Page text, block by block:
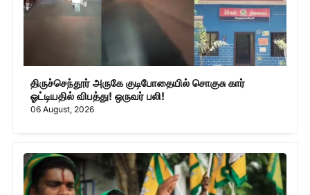
திருச்செந்தூர் அருகே குடிபோதையில் சொகுசு கார்
ஓட்டியதில் விபத்து! ஒருவர் பலி!
06 August, 2026